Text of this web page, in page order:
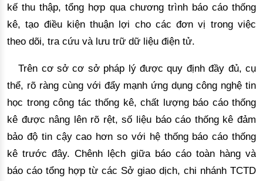
kế thu thập, tổng hợp qua chương trình báo cáo thống
kê, tạo điều kiện thuận lợi cho các đơn vị trong việc
theo dõi, tra cứu và lưu trữ dữ liệu điện tử.
Trên cơ sở cơ sở pháp lý được quy định đầy đủ, cụ
thể, rõ ràng cùng với đẩy mạnh ứng dụng công nghệ tin
học trong công tác thống kê, chất lượng báo cáo thống
kê được nâng lên rõ rệt, số liệu báo cáo thống kê đảm
bảo độ tin cậy cao hơn so với hệ thống báo cáo thống
kê trước đây. Chênh lệch giữa báo cáo toàn hàng và
báo cáo tổng hợp từ các Sở giao dịch, chi nhánh TCTD